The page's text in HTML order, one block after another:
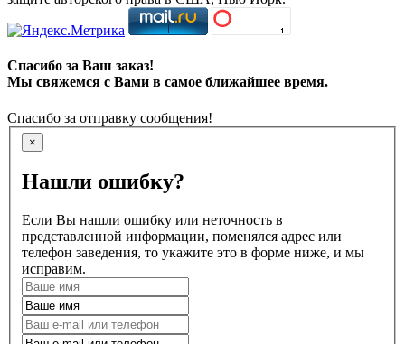
Спасибо за Ваш заказ!
Мы свяжемся с Вами в самое ближайшее время.
Спасибо за отправку сообщения!
×
Нашли ошибку?
Если Вы нашли ошибку или неточность в
представленной информации, поменялся адрес или
телефон заведения, то укажите это в форме ниже, и мы
исправим.